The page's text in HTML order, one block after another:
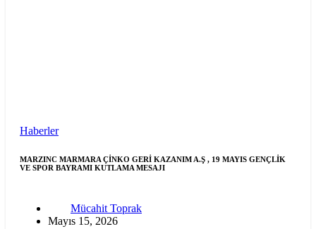
Haberler
MARZINC MARMARA ÇİNKO GERİ KAZANIM A.Ş , 19 MAYIS GENÇLİK
VE SPOR BAYRAMI KUTLAMA MESAJI
Mücahit Toprak
Mayıs 15, 2026